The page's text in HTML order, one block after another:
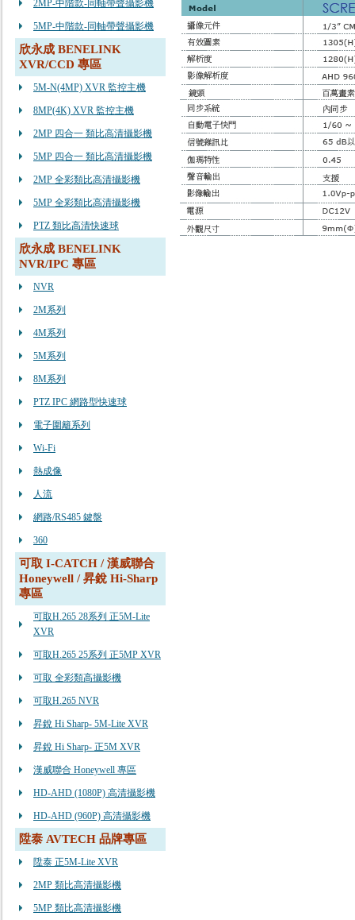
2MP-中階款-同軸帶聲攝影機
5MP-中階款-同軸帶聲攝影機
欣永成 BENELINK
XVR/CCD 專區
5M-N(4MP) XVR 監控主機
8MP(4K) XVR 監控主機
2MP 四合一 類比高清攝影機
5MP 四合一 類比高清攝影機
2MP 全彩類比高清攝影機
5MP 全彩類比高清攝影機
PTZ 類比高清快速球
欣永成 BENELINK
NVR/IPC 專區
NVR
2M系列
4M系列
5M系列
8M系列
PTZ IPC 網路型快速球
電子圍籬系列
Wi-Fi
熱成像
人流
網路/RS485 鍵盤
360
可取 I-CATCH / 漢威聯合
Honeywell / 昇銳 Hi-Sharp
專區
可取H.265 28系列 正5M-Lite
XVR
可取H.265 25系列 正5MP XVR
可取 全彩類高攝影機
可取H.265 NVR
昇銳 Hi Sharp- 5M-Lite XVR
昇銳 Hi Sharp- 正5M XVR
漢威聯合 Honeywell 專區
HD-AHD (1080P) 高清攝影機
HD-AHD (960P) 高清攝影機
陞泰 AVTECH 品牌專區
陞泰 正5M-Lite XVR
2MP 類比高清攝影機
5MP 類比高清攝影機